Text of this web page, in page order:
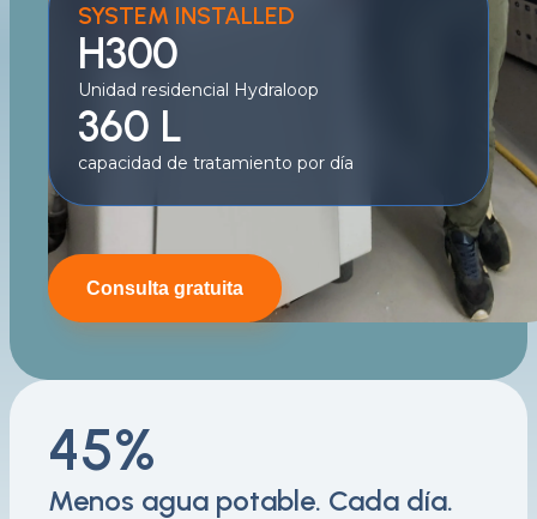
SYSTEM INSTALLED
H300
Unidad residencial Hydraloop
360 L
capacidad de tratamiento por día
Consulta gratuita
45%
Menos agua potable. Cada día.